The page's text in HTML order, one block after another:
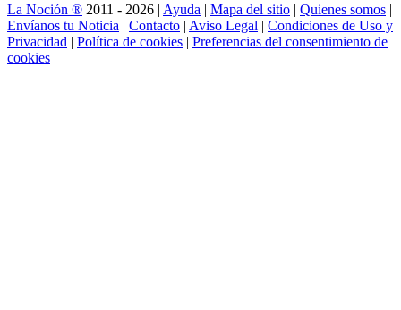
La Noción ® 2011 - 2026 | Ayuda | Mapa del sitio | Quienes somos |
Envíanos tu Noticia | Contacto | Aviso Legal | Condiciones de Uso y
Privacidad | Política de cookies | Preferencias del consentimiento de
cookies